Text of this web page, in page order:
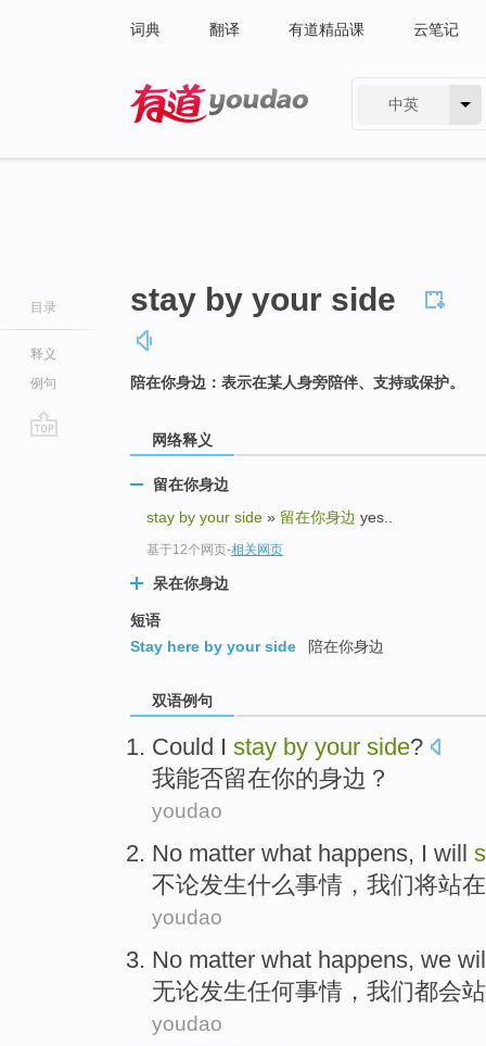
词典 翻译 有道精品课 云笔记
中英
目录
释义
例句
stay by your side
陪在你身边：表示在某人身旁陪伴、支持或保护。
网络释义
留在你身边
stay by your side » 留在你身边 yes..
基于12个网页-相关网页
呆在你身边
短语
Stay here by your side
陪在你身边
双语例句
Could I stay by your side?
我能否留在你的身边 ？
youdao
No matter what happens, I will
不论发生什么事情， 我们将站在
youdao
No matter what happens, we
无论发生任何事情， 我们都会站
youdao